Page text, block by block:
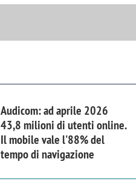
Audicom: ad aprile 2026
43,8 milioni di utenti online.
Il mobile vale l'88% del
tempo di navigazione